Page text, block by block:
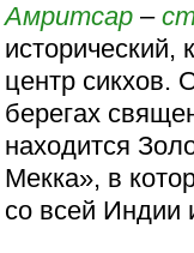
Амритсар –
исторический,
центр сикхов.
берегах
находится
Мекка», в
со всей Индии